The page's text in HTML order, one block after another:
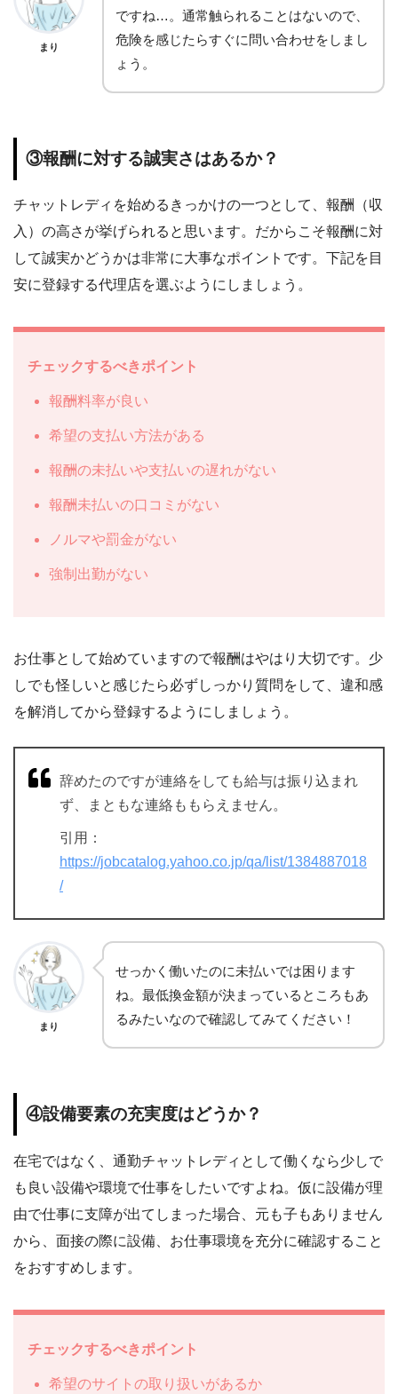
まり
ですね…。通常触られることはないので、
危険を感じたらすぐに問い合わせをしまし
ょう。
③報酬に対する誠実さはあるか？
チャットレディを始めるきっかけの一つとして、報酬（収
入）の高さが挙げられると思います。だからこそ報酬に対
して誠実かどうかは非常に大事なポイントです。下記を目
安に登録する代理店を選ぶようにしましょう。
チェックするべきポイント
報酬料率が良い
希望の支払い方法がある
報酬の未払いや支払いの遅れがない
報酬未払いの口コミがない
ノルマや罰金がない
強制出勤がない
お仕事として始めていますので報酬はやはり大切です。少
しでも怪しいと感じたら必ずしっかり質問をして、違和感
を解消してから登録するようにしましょう。
辞めたのですが連絡をしても給与は振り込まれ
ず、まともな連絡ももらえません。
引用：
https://jobcatalog.yahoo.co.jp/qa/list/1384887018
/
まり
せっかく働いたのに未払いでは困ります
ね。最低換金額が決まっているところもあ
るみたいなので確認してみてください！
④設備要素の充実度はどうか？
在宅ではなく、通勤チャットレディとして働くなら少しで
も良い設備や環境で仕事をしたいですよね。仮に設備が理
由で仕事に支障が出てしまった場合、元も子もありません
から、面接の際に設備、お仕事環境を充分に確認すること
をおすすめします。
チェックするべきポイント
希望のサイトの取り扱いがあるか